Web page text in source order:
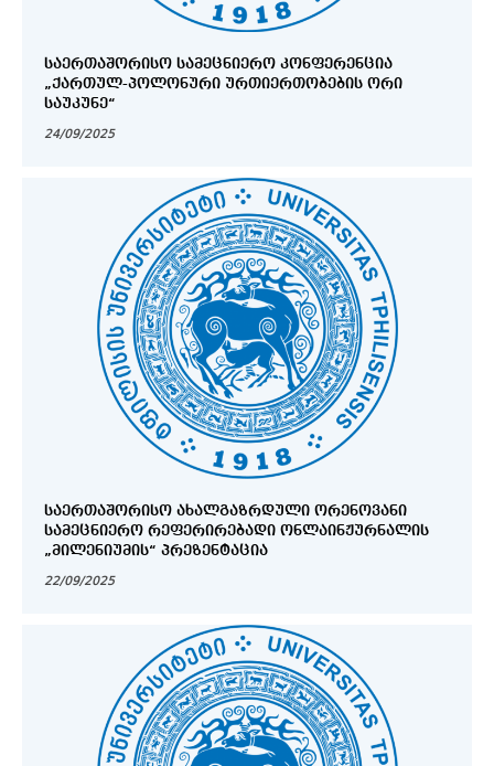
ᲡᲐᲔᲠᲗᲐᲨᲝᲠᲘᲡᲝ ᲡᲐᲛᲔᲪᲜᲘᲔᲠᲝ ᲙᲝᲜᲤᲔᲠᲔᲜᲪᲘᲐ
„ᲥᲐᲠᲗᲣᲚ-ᲞᲝᲚᲝᲜᲣᲠᲘ ᲣᲠᲗᲘᲔᲠᲗᲝᲑᲔᲑᲘᲡ ᲝᲠᲘ
ᲡᲐᲣᲙᲣᲜᲔ“
24/09/2025
ᲡᲐᲔᲠᲗᲐᲨᲝᲠᲘᲡᲝ ᲐᲮᲐᲚᲒᲐᲖᲠᲓᲣᲚᲘ ᲝᲠᲔᲜᲝᲕᲐᲜᲘ
ᲡᲐᲛᲔᲪᲜᲘᲔᲠᲝ ᲠᲔᲤᲔᲠᲘᲠᲔᲑᲐᲓᲘ ᲝᲜᲚᲐᲘᲜᲟᲣᲠᲜᲐᲚᲘᲡ
„ᲛᲘᲚᲔᲜᲘᲣᲛᲘᲡ“ ᲞᲠᲔᲖᲔᲜᲢᲐᲪᲘᲐ
22/09/2025